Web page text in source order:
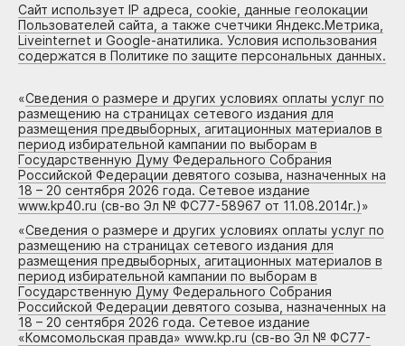
Сайт использует IP адреса, cookie, данные геолокации
Пользователей сайта, а также счетчики Яндекс.Метрика,
Liveinternet и Google-анатилика. Условия использования
содержатся в Политике по защите персональных данных.
«Сведения о размере и других условиях оплаты услуг по
размещению на страницах сетевого издания для
размещения предвыборных, агитационных материалов в
период избирательной кампании по выборам в
Государственную Думу Федерального Собрания
Российской Федерации девятого созыва, назначенных на
18 – 20 сентября 2026 года. Сетевое издание
www.kp40.ru (св-во Эл № ФС77-58967 от 11.08.2014г.)»
«Сведения о размере и других условиях оплаты услуг по
размещению на страницах сетевого издания для
размещения предвыборных, агитационных материалов в
период избирательной кампании по выборам в
Государственную Думу Федерального Собрания
Российской Федерации девятого созыва, назначенных на
18 – 20 сентября 2026 года. Сетевое издание
«Комсомольская правда» www.kp.ru (св-во Эл № ФС77-